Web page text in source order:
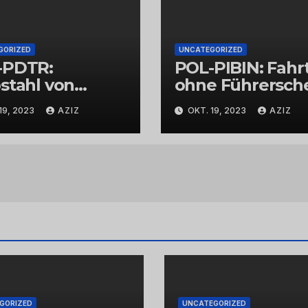
von
2023 AZIZ
UNCATEGORIZED
POL-PIBIN:
ohne
und unter
von Drogen
OKT. 19, 2023 AZIZ
UNCATEGORIZED